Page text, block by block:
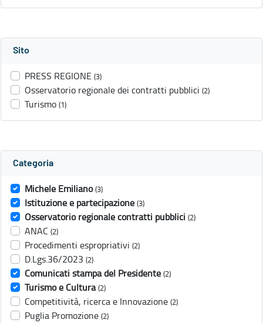
Sito
PRESS REGIONE (3)
Osservatorio regionale dei contratti pubblici (2)
Turismo (1)
Categoria
Michele Emiliano (3)
Istituzione e partecipazione (3)
Osservatorio regionale contratti pubblici (2)
ANAC (2)
Procedimenti espropriativi (2)
D.Lgs.36/2023 (2)
Comunicati stampa del Presidente (2)
Turismo e Cultura (2)
Competitività, ricerca e Innovazione (2)
Puglia Promozione (2)